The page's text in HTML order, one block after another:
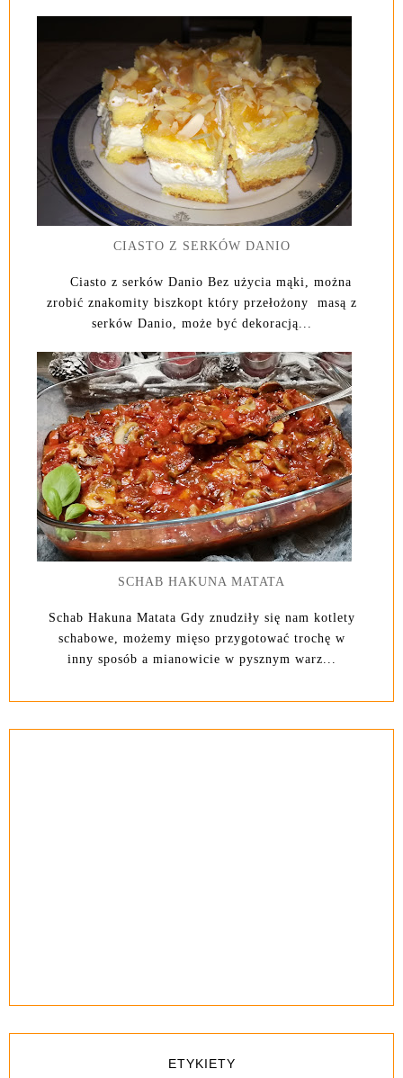
CIASTO Z SERKÓW DANIO
Ciasto z serków Danio Bez użycia mąki, można
zrobić znakomity biszkopt który przełożony masą z
serków Danio, może być dekoracją...
SCHAB HAKUNA MATATA
Schab Hakuna Matata Gdy znudziły się nam kotlety
schabowe, możemy mięso przygotować trochę w
inny sposób a mianowicie w pysznym warz...
ETYKIETY